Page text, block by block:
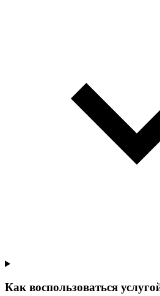
Как воспользоваться